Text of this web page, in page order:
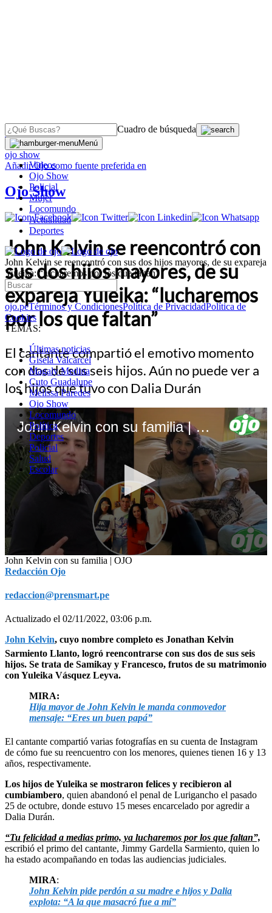
Cuadro de búsqueda
Menú
Videos
Ojo Show
Policial
Mujer
Locomundo
Actualidad
Deportes
John Kelvin se reencontró con sus dos hijos mayores, de su expareja
Yuleika: “lucharemos por los que faltan”
ojo.peTérminos y CondicionesPolítica de PrivacidadPolítica de
Cookies
TEMAS:
Últimas noticias
Gisela Valcarcel
Magaly Medina
Cuto Guadalupe
Melissa Paredes
Ojo Show
Locomundo
Política
Deportes
Policial
Salud
Escolar
OJO
ojo show
AñadirOjocomo fuente preferida en
Ojo Show
John Kelvin se reencontró con
sus dos hijos mayores, de su
expareja Yuleika: “lucharemos
por los que faltan”
El cantante compartió el emotivo momento
con dos de sus seis hijos. Aún no puede ver a
los hijos que tuvo con Dalia Durán
John Kelvin con su familia | OJO
0
seconds
of
minute,
seconds
John Kelvin con su familia | OJO
Redacción Ojo
redaccion@prensmart.pe
Actualizado el 02/11/2022, 03:06 p.m.
John Kelvin, cuyo nombre completo es Jonathan Kelvin
Sarmiento Llanto, logró reencontrarse con sus dos de sus seis
hijos. Se trata de Samikay y Francesco, frutos de su matrimonio
con Yuleika Vásquez Leyva.
MIRA:
Hija mayor de John Kelvin le manda conmovedor
mensaje: “Eres un buen papá”
El cantante compartió varias fotografías en su cuenta de Instagram
de cómo fue su reencuentro con los menores, quienes tienen 16 y 13
años, respectivamente.
Los hijos de Yuleika se mostraron felices y recibieron al
cumbiambero, quien abandonó el penal de Lurigancho el pasado
25 de octubre, donde estuvo 15 meses encarcelado por agredir a
Dalia Durán.
“Tu felicidad a medias primo, ya lucharemos por los que faltan”,
escribió el primo del cantante, Jimmy Gardella Sarmiento, quien lo
ha estado acompañando en todas las audiencias judiciales.
MIRA:
John Kelvin pide perdón a su madre e hijos y Dalia
explota: “A la que masacró fue a mí”